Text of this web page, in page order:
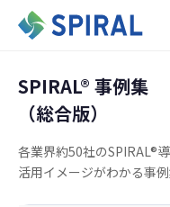
SPIRAL®︎ 事例集
（総合版）
各業界約50社のSPIRAL®
活用イメージがわかる事例